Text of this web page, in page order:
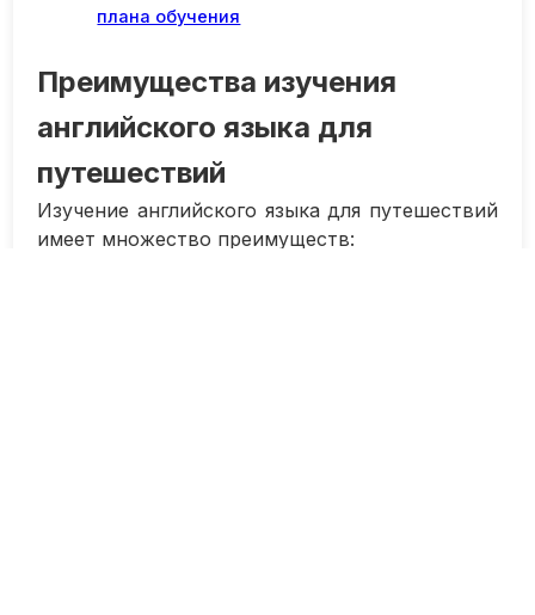
плана обучения
Преимущества изучения
английского языка для
путешествий
Изучение английского языка для путешествий
имеет множество преимуществ: